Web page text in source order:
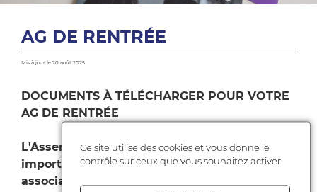
AG DE RENTRÉE
Mis à jour le 20 août 2025
DOCUMENTS À TÉLÉCHARGER POUR VOTRE
AG DE RENTRÉE
L'Assemblée générale est un moment
important pour le dynamisme de votre
association/conseil local, elle permet de
Ce site utilise des cookies et vous donne le
contrôle sur ceux que vous souhaitez activer